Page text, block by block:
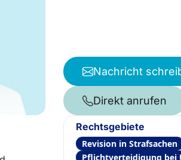
Nachricht
Direkt anrufen
Rechtsgebiete
Revision in Strafsachen
Pflichtverteidigung bei